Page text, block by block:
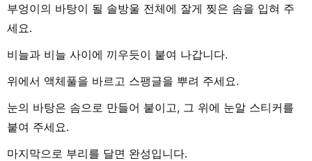
부엉이의 바탕이 될 솔방울 전체에 잘게 찢은 솜을 입혀 주
세요.
비늘과 비늘 사이에 끼우듯이 붙여 나갑니다.
위에서 액체풀을 바르고 스팽글을 뿌려 주세요.
눈의 바탕은 솜으로 만들어 붙이고, 그 위에 눈알 스티커를
붙여 주세요.
마지막으로 부리를 달면 완성입니다.